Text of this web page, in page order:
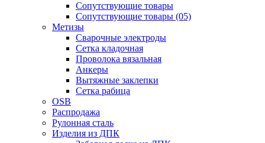
Сопутствующие товары
Сопутствующие товары (05)
Метизы
Сварочные электроды
Сетка кладочная
Проволока вязальная
Анкеры
Вытяжные заклепки
Сетка рабица
OSB
Распродажа
Рулонная сталь
Изделия из ДПК